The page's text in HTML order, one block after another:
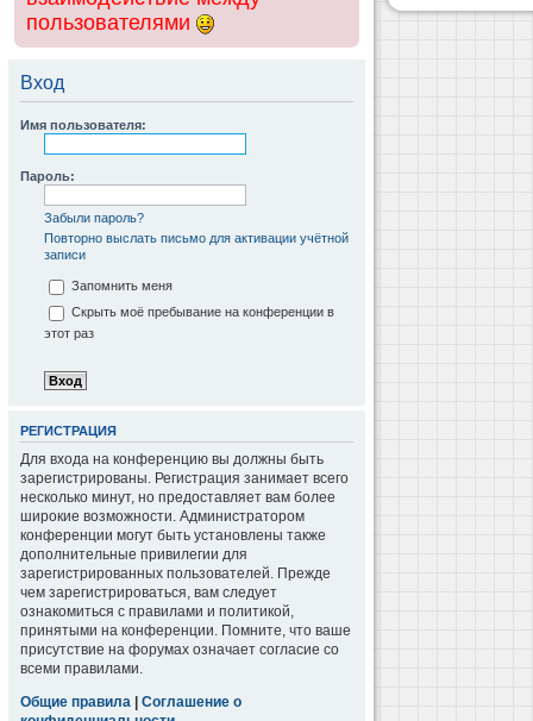
пользователями
Вход
Имя пользователя:
Пароль:
Забыли пароль?
Повторно выслать письмо для активации учётной
записи
Запомнить меня
Скрыть моё пребывание на конференции в
этот раз
РЕГИСТРАЦИЯ
Для входа на конференцию вы должны быть
зарегистрированы. Регистрация занимает всего
несколько минут, но предоставляет вам более
широкие возможности. Администратором
конференции могут быть установлены также
дополнительные привилегии для
зарегистрированных пользователей. Прежде
чем зарегистрироваться, вам следует
ознакомиться с правилами и политикой,
принятыми на конференции. Помните, что ваше
присутствие на форумах означает согласие со
всеми правилами.
Общие правила | Соглашение о